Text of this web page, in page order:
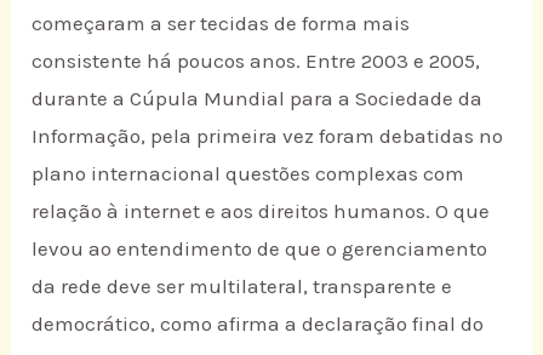
começaram a ser tecidas de forma mais
consistente há poucos anos. Entre 2003 e 2005,
durante a Cúpula Mundial para a Sociedade da
Informação, pela primeira vez foram debatidas no
plano internacional questões complexas com
relação à internet e aos direitos humanos. O que
levou ao entendimento de que o gerenciamento
da rede deve ser multilateral, transparente e
democrático, como afirma a declaração final do